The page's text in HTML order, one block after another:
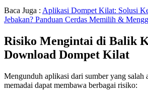
Baca Juga : Aplikasi Dompet Kilat: Solusi
Jebakan? Panduan Cerdas Memilih &
Risiko Mengintai di Balik
Download Dompet Kilat
Mengunduh aplikasi dari sumber yang salah
memadai dapat membawa berbagai risiko: